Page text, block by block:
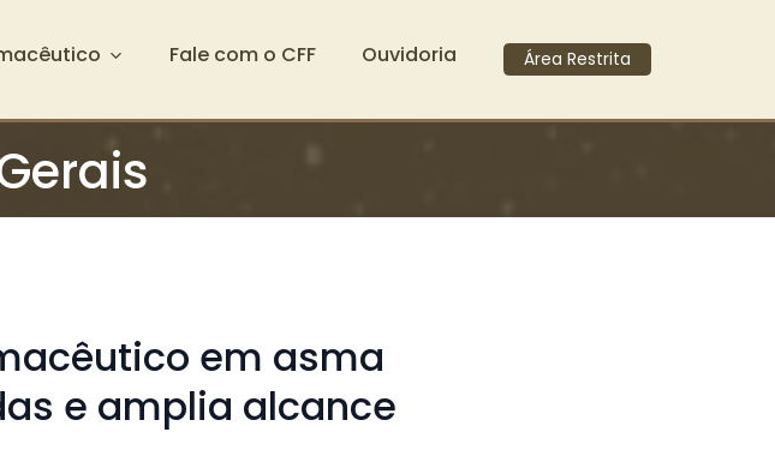
Fale com o CFF Ouvidoria Área Restrita
em asma
e amplia alcance